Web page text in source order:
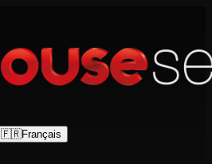
🇫🇷Français